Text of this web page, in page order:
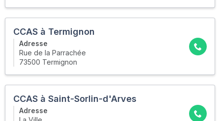
CCAS à Termignon
Adresse
Rue de la Parrachée
73500 Termignon
CCAS à Saint-Sorlin-d'Arves
Adresse